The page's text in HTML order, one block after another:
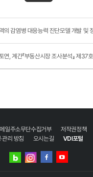
의 감염병 대응능력 진단모델 개발 및
연, 계간『부동산시장 조사분석』 제37
일주소무단수집거부 저작권정책
관리 방침
오시는길 VDI포털
네이버
인스타그램